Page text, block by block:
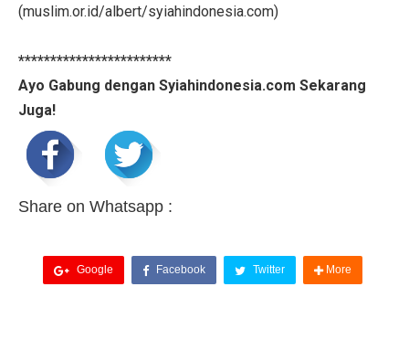
(muslim.or.id/albert/syiahindonesia.com)
************************
Ayo Gabung dengan Syiahindonesia.com Sekarang
Juga!
Share on Whatsapp :
Google Facebook Twitter More